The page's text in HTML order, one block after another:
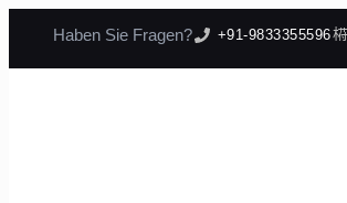
Haben Sie Fragen? +91-9833355596